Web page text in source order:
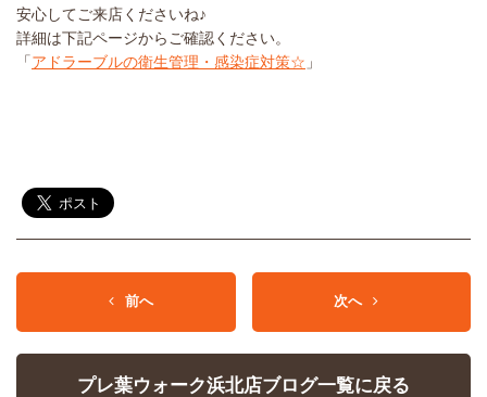
安心してご来店くださいね♪
詳細は下記ページからご確認ください。
「アドラーブルの衛生管理・感染症対策☆ 」
前へ 次へ
プレ葉ウォーク浜北店ブログ一覧に戻る